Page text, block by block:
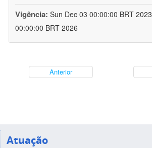
Vigência: Sun Dec 03 00:00:00 BRT
00:00:00 BRT 2026
Anterior
Atuação